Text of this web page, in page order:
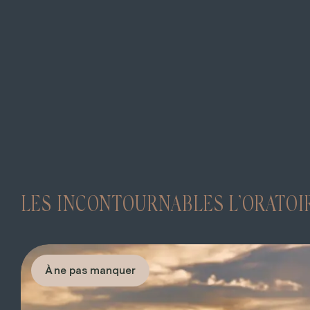
LES INCONTOURNABLES
À ne pas manquer